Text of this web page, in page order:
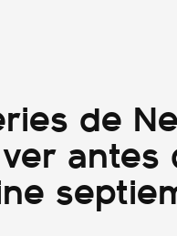
de
antes